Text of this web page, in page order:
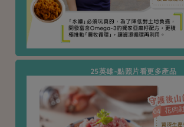
25英雄~點照片看更多產品